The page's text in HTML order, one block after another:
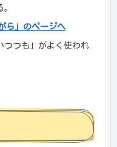
ら」のページへ
つつも」がよく使われ